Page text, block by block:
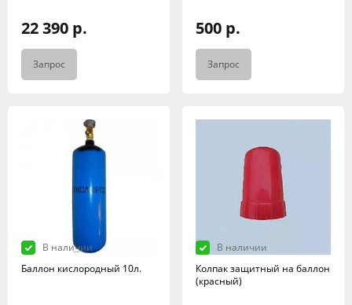
22 390 р.
Запрос
500 р.
Запрос
В наличии
Баллон кислородный 10л.
В наличии
Колпак защитный на баллон
(красный)